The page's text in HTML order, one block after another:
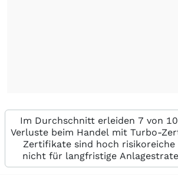
Im Durchschnitt erleiden 7 von
Verluste beim Handel mit Turbo-
Zertifikate sind hoch risikoreiche
nicht für langfristige